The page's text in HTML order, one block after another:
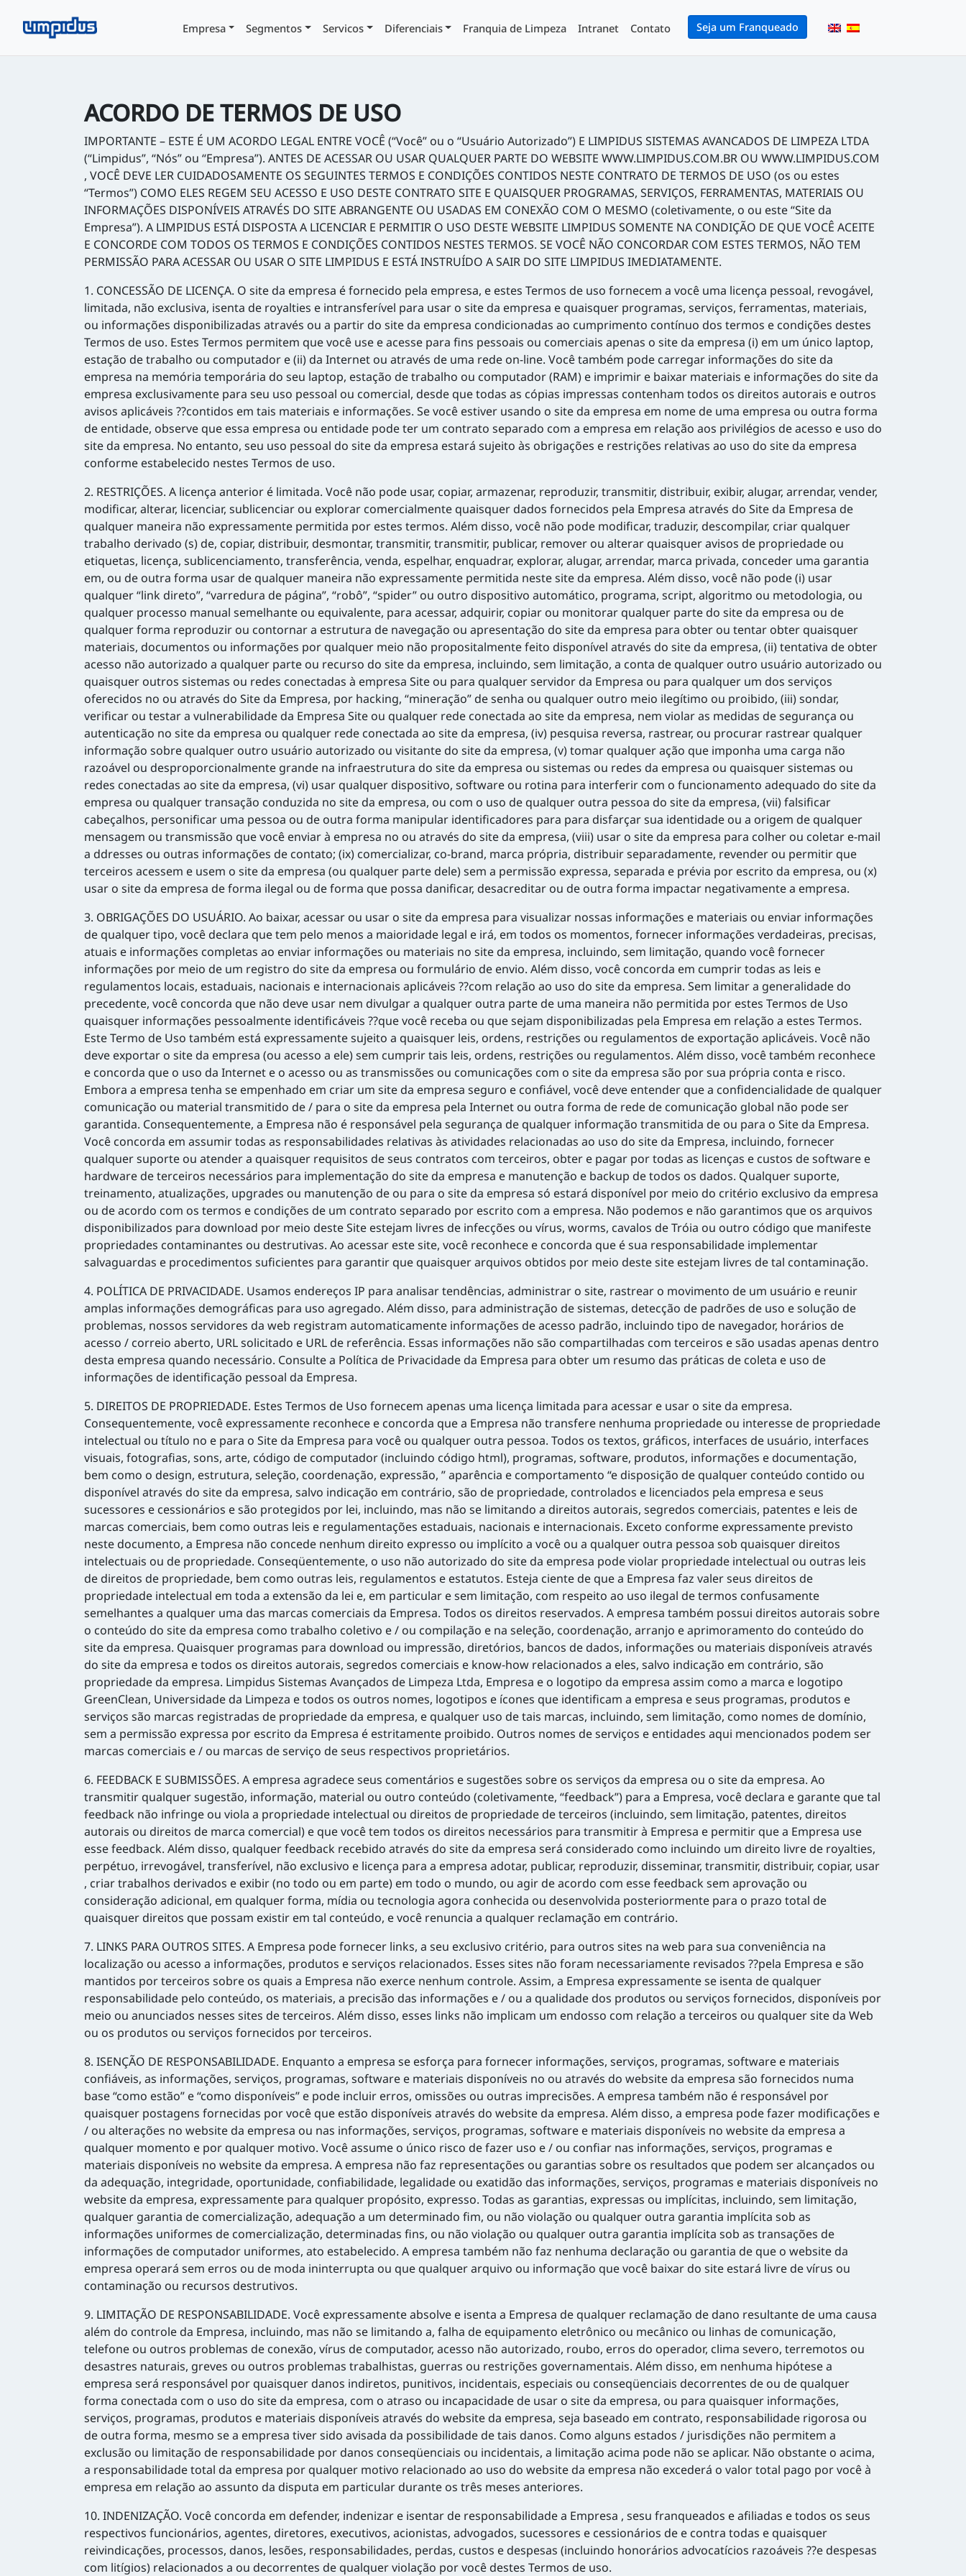
Empresa Segmentos Servicos Diferenciais Franquia de Limpeza Intranet Contato Seja um Franqueado
ACORDO DE TERMOS DE USO
IMPORTANTE – ESTE É UM ACORDO LEGAL ENTRE VOCÊ (“Você” ou o “Usuário Autorizado”) E LIMPIDUS SISTEMAS AVANCADOS DE LIMPEZA LTDA
(“Limpidus”, “Nós” ou “Empresa”). ANTES DE ACESSAR OU USAR QUALQUER PARTE DO WEBSITE WWW.LIMPIDUS.COM.BR OU WWW.LIMPIDUS.COM
, VOCÊ DEVE LER CUIDADOSAMENTE OS SEGUINTES TERMOS E CONDIÇÕES CONTIDOS NESTE CONTRATO DE TERMOS DE USO (os ou estes
“Termos”) COMO ELES REGEM SEU ACESSO E USO DESTE CONTRATO SITE E QUAISQUER PROGRAMAS, SERVIÇOS, FERRAMENTAS, MATERIAIS OU
INFORMAÇÕES DISPONÍVEIS ATRAVÉS DO SITE ABRANGENTE OU USADAS EM CONEXÃO COM O MESMO (coletivamente, o ou este “Site da
Empresa”). A LIMPIDUS ESTÁ DISPOSTA A LICENCIAR E PERMITIR O USO DESTE WEBSITE LIMPIDUS SOMENTE NA CONDIÇÃO DE QUE VOCÊ ACEITE
E CONCORDE COM TODOS OS TERMOS E CONDIÇÕES CONTIDOS NESTES TERMOS. SE VOCÊ NÃO CONCORDAR COM ESTES TERMOS, NÃO TEM
PERMISSÃO PARA ACESSAR OU USAR O SITE LIMPIDUS E ESTÁ INSTRUÍDO A SAIR DO SITE LIMPIDUS IMEDIATAMENTE.
1. CONCESSÃO DE LICENÇA. O site da empresa é fornecido pela empresa, e estes Termos de uso fornecem a você uma licença pessoal, revogável,
limitada, não exclusiva, isenta de royalties e intransferível para usar o site da empresa e quaisquer programas, serviços, ferramentas, materiais,
ou informações disponibilizadas através ou a partir do site da empresa condicionadas ao cumprimento contínuo dos termos e condições destes
Termos de uso. Estes Termos permitem que você use e acesse para fins pessoais ou comerciais apenas o site da empresa (i) em um único laptop,
estação de trabalho ou computador e (ii) da Internet ou através de uma rede on-line. Você também pode carregar informações do site da
empresa na memória temporária do seu laptop, estação de trabalho ou computador (RAM) e imprimir e baixar materiais e informações do site da
empresa exclusivamente para seu uso pessoal ou comercial, desde que todas as cópias impressas contenham todos os direitos autorais e outros
avisos aplicáveis ??contidos em tais materiais e informações. Se você estiver usando o site da empresa em nome de uma empresa ou outra forma
de entidade, observe que essa empresa ou entidade pode ter um contrato separado com a empresa em relação aos privilégios de acesso e uso do
site da empresa. No entanto, seu uso pessoal do site da empresa estará sujeito às obrigações e restrições relativas ao uso do site da empresa
conforme estabelecido nestes Termos de uso.
2. RESTRIÇÕES. A licença anterior é limitada. Você não pode usar, copiar, armazenar, reproduzir, transmitir, distribuir, exibir, alugar, arrendar, vender,
modificar, alterar, licenciar, sublicenciar ou explorar comercialmente quaisquer dados fornecidos pela Empresa através do Site da Empresa de
qualquer maneira não expressamente permitida por estes termos. Além disso, você não pode modificar, traduzir, descompilar, criar qualquer
trabalho derivado (s) de, copiar, distribuir, desmontar, transmitir, transmitir, publicar, remover ou alterar quaisquer avisos de propriedade ou
etiquetas, licença, sublicenciamento, transferência, venda, espelhar, enquadrar, explorar, alugar, arrendar, marca privada, conceder uma garantia
em, ou de outra forma usar de qualquer maneira não expressamente permitida neste site da empresa. Além disso, você não pode (i) usar
qualquer “link direto”, “varredura de página”, “robô”, “spider” ou outro dispositivo automático, programa, script, algoritmo ou metodologia, ou
qualquer processo manual semelhante ou equivalente, para acessar, adquirir, copiar ou monitorar qualquer parte do site da empresa ou de
qualquer forma reproduzir ou contornar a estrutura de navegação ou apresentação do site da empresa para obter ou tentar obter quaisquer
materiais, documentos ou informações por qualquer meio não propositalmente feito disponível através do site da empresa, (ii) tentativa de obter
acesso não autorizado a qualquer parte ou recurso do site da empresa, incluindo, sem limitação, a conta de qualquer outro usuário autorizado ou
quaisquer outros sistemas ou redes conectadas à empresa Site ou para qualquer servidor da Empresa ou para qualquer um dos serviços
oferecidos no ou através do Site da Empresa, por hacking, “mineração” de senha ou qualquer outro meio ilegítimo ou proibido, (iii) sondar,
verificar ou testar a vulnerabilidade da Empresa Site ou qualquer rede conectada ao site da empresa, nem violar as medidas de segurança ou
autenticação no site da empresa ou qualquer rede conectada ao site da empresa, (iv) pesquisa reversa, rastrear, ou procurar rastrear qualquer
informação sobre qualquer outro usuário autorizado ou visitante do site da empresa, (v) tomar qualquer ação que imponha uma carga não
razoável ou desproporcionalmente grande na infraestrutura do site da empresa ou sistemas ou redes da empresa ou quaisquer sistemas ou
redes conectadas ao site da empresa, (vi) usar qualquer dispositivo, software ou rotina para interferir com o funcionamento adequado do site da
empresa ou qualquer transação conduzida no site da empresa, ou com o uso de qualquer outra pessoa do site da empresa, (vii) falsificar
cabeçalhos, personificar uma pessoa ou de outra forma manipular identificadores para para disfarçar sua identidade ou a origem de qualquer
mensagem ou transmissão que você enviar à empresa no ou através do site da empresa, (viii) usar o site da empresa para colher ou coletar e-mail
a ddresses ou outras informações de contato; (ix) comercializar, co-brand, marca própria, distribuir separadamente, revender ou permitir que
terceiros acessem e usem o site da empresa (ou qualquer parte dele) sem a permissão expressa, separada e prévia por escrito da empresa, ou (x)
usar o site da empresa de forma ilegal ou de forma que possa danificar, desacreditar ou de outra forma impactar negativamente a empresa.
3. OBRIGAÇÕES DO USUÁRIO. Ao baixar, acessar ou usar o site da empresa para visualizar nossas informações e materiais ou enviar informações
de qualquer tipo, você declara que tem pelo menos a maioridade legal e irá, em todos os momentos, fornecer informações verdadeiras, precisas,
atuais e informações completas ao enviar informações ou materiais no site da empresa, incluindo, sem limitação, quando você fornecer
informações por meio de um registro do site da empresa ou formulário de envio. Além disso, você concorda em cumprir todas as leis e
regulamentos locais, estaduais, nacionais e internacionais aplicáveis ??com relação ao uso do site da empresa. Sem limitar a generalidade do
precedente, você concorda que não deve usar nem divulgar a qualquer outra parte de uma maneira não permitida por estes Termos de Uso
quaisquer informações pessoalmente identificáveis ??que você receba ou que sejam disponibilizadas pela Empresa em relação a estes Termos.
Este Termo de Uso também está expressamente sujeito a quaisquer leis, ordens, restrições ou regulamentos de exportação aplicáveis. Você não
deve exportar o site da empresa (ou acesso a ele) sem cumprir tais leis, ordens, restrições ou regulamentos. Além disso, você também reconhece
e concorda que o uso da Internet e o acesso ou as transmissões ou comunicações com o site da empresa são por sua própria conta e risco.
Embora a empresa tenha se empenhado em criar um site da empresa seguro e confiável, você deve entender que a confidencialidade de qualquer
comunicação ou material transmitido de / para o site da empresa pela Internet ou outra forma de rede de comunicação global não pode ser
garantida. Consequentemente, a Empresa não é responsável pela segurança de qualquer informação transmitida de ou para o Site da Empresa.
Você concorda em assumir todas as responsabilidades relativas às atividades relacionadas ao uso do site da Empresa, incluindo, fornecer
qualquer suporte ou atender a quaisquer requisitos de seus contratos com terceiros, obter e pagar por todas as licenças e custos de software e
hardware de terceiros necessários para implementação do site da empresa e manutenção e backup de todos os dados. Qualquer suporte,
treinamento, atualizações, upgrades ou manutenção de ou para o site da empresa só estará disponível por meio do critério exclusivo da empresa
ou de acordo com os termos e condições de um contrato separado por escrito com a empresa. Não podemos e não garantimos que os arquivos
disponibilizados para download por meio deste Site estejam livres de infecções ou vírus, worms, cavalos de Tróia ou outro código que manifeste
propriedades contaminantes ou destrutivas. Ao acessar este site, você reconhece e concorda que é sua responsabilidade implementar
salvaguardas e procedimentos suficientes para garantir que quaisquer arquivos obtidos por meio deste site estejam livres de tal contaminação.
4. POLÍTICA DE PRIVACIDADE. Usamos endereços IP para analisar tendências, administrar o site, rastrear o movimento de um usuário e reunir
amplas informações demográficas para uso agregado. Além disso, para administração de sistemas, detecção de padrões de uso e solução de
problemas, nossos servidores da web registram automaticamente informações de acesso padrão, incluindo tipo de navegador, horários de
acesso / correio aberto, URL solicitado e URL de referência. Essas informações não são compartilhadas com terceiros e são usadas apenas dentro
desta empresa quando necessário. Consulte a Política de Privacidade da Empresa para obter um resumo das práticas de coleta e uso de
informações de identificação pessoal da Empresa.
5. DIREITOS DE PROPRIEDADE. Estes Termos de Uso fornecem apenas uma licença limitada para acessar e usar o site da empresa.
Consequentemente, você expressamente reconhece e concorda que a Empresa não transfere nenhuma propriedade ou interesse de propriedade
intelectual ou título no e para o Site da Empresa para você ou qualquer outra pessoa. Todos os textos, gráficos, interfaces de usuário, interfaces
visuais, fotografias, sons, arte, código de computador (incluindo código html), programas, software, produtos, informações e documentação,
bem como o design, estrutura, seleção, coordenação, expressão, ” aparência e comportamento “e disposição de qualquer conteúdo contido ou
disponível através do site da empresa, salvo indicação em contrário, são de propriedade, controlados e licenciados pela empresa e seus
sucessores e cessionários e são protegidos por lei, incluindo, mas não se limitando a direitos autorais, segredos comerciais, patentes e leis de
marcas comerciais, bem como outras leis e regulamentações estaduais, nacionais e internacionais. Exceto conforme expressamente previsto
neste documento, a Empresa não concede nenhum direito expresso ou implícito a você ou a qualquer outra pessoa sob quaisquer direitos
intelectuais ou de propriedade. Conseqüentemente, o uso não autorizado do site da empresa pode violar propriedade intelectual ou outras leis
de direitos de propriedade, bem como outras leis, regulamentos e estatutos. Esteja ciente de que a Empresa faz valer seus direitos de
propriedade intelectual em toda a extensão da lei e, em particular e sem limitação, com respeito ao uso ilegal de termos confusamente
semelhantes a qualquer uma das marcas comerciais da Empresa. Todos os direitos reservados. A empresa também possui direitos autorais sobre
o conteúdo do site da empresa como trabalho coletivo e / ou compilação e na seleção, coordenação, arranjo e aprimoramento do conteúdo do
site da empresa. Quaisquer programas para download ou impressão, diretórios, bancos de dados, informações ou materiais disponíveis através
do site da empresa e todos os direitos autorais, segredos comerciais e know-how relacionados a eles, salvo indicação em contrário, são
propriedade da empresa. Limpidus Sistemas Avançados de Limpeza Ltda, Empresa e o logotipo da empresa assim como a marca e logotipo
GreenClean, Universidade da Limpeza e todos os outros nomes, logotipos e ícones que identificam a empresa e seus programas, produtos e
serviços são marcas registradas de propriedade da empresa, e qualquer uso de tais marcas, incluindo, sem limitação, como nomes de domínio,
sem a permissão expressa por escrito da Empresa é estritamente proibido. Outros nomes de serviços e entidades aqui mencionados podem ser
marcas comerciais e / ou marcas de serviço de seus respectivos proprietários.
6. FEEDBACK E SUBMISSÕES. A empresa agradece seus comentários e sugestões sobre os serviços da empresa ou o site da empresa. Ao
transmitir qualquer sugestão, informação, material ou outro conteúdo (coletivamente, “feedback”) para a Empresa, você declara e garante que tal
feedback não infringe ou viola a propriedade intelectual ou direitos de propriedade de terceiros (incluindo, sem limitação, patentes, direitos
autorais ou direitos de marca comercial) e que você tem todos os direitos necessários para transmitir à Empresa e permitir que a Empresa use
esse feedback. Além disso, qualquer feedback recebido através do site da empresa será considerado como incluindo um direito livre de royalties,
perpétuo, irrevogável, transferível, não exclusivo e licença para a empresa adotar, publicar, reproduzir, disseminar, transmitir, distribuir, copiar, usar
, criar trabalhos derivados e exibir (no todo ou em parte) em todo o mundo, ou agir de acordo com esse feedback sem aprovação ou
consideração adicional, em qualquer forma, mídia ou tecnologia agora conhecida ou desenvolvida posteriormente para o prazo total de
quaisquer direitos que possam existir em tal conteúdo, e você renuncia a qualquer reclamação em contrário.
7. LINKS PARA OUTROS SITES. A Empresa pode fornecer links, a seu exclusivo critério, para outros sites na web para sua conveniência na
localização ou acesso a informações, produtos e serviços relacionados. Esses sites não foram necessariamente revisados ??pela Empresa e são
mantidos por terceiros sobre os quais a Empresa não exerce nenhum controle. Assim, a Empresa expressamente se isenta de qualquer
responsabilidade pelo conteúdo, os materiais, a precisão das informações e / ou a qualidade dos produtos ou serviços fornecidos, disponíveis por
meio ou anunciados nesses sites de terceiros. Além disso, esses links não implicam um endosso com relação a terceiros ou qualquer site da Web
ou os produtos ou serviços fornecidos por terceiros.
8. ISENÇÃO DE RESPONSABILIDADE. Enquanto a empresa se esforça para fornecer informações, serviços, programas, software e materiais
confiáveis, as informações, serviços, programas, software e materiais disponíveis no ou através do website da empresa são fornecidos numa
base “como estão” e “como disponíveis” e pode incluir erros, omissões ou outras imprecisões. A empresa também não é responsável por
quaisquer postagens fornecidas por você que estão disponíveis através do website da empresa. Além disso, a empresa pode fazer modificações e
/ ou alterações no website da empresa ou nas informações, serviços, programas, software e materiais disponíveis no website da empresa a
qualquer momento e por qualquer motivo. Você assume o único risco de fazer uso e / ou confiar nas informações, serviços, programas e
materiais disponíveis no website da empresa. A empresa não faz representações ou garantias sobre os resultados que podem ser alcançados ou
da adequação, integridade, oportunidade, confiabilidade, legalidade ou exatidão das informações, serviços, programas e materiais disponíveis no
website da empresa, expressamente para qualquer propósito, expresso. Todas as garantias, expressas ou implícitas, incluindo, sem limitação,
qualquer garantia de comercialização, adequação a um determinado fim, ou não violação ou qualquer outra garantia implícita sob as
informações uniformes de comercialização, determinadas fins, ou não violação ou qualquer outra garantia implícita sob as transações de
informações de computador uniformes, ato estabelecido. A empresa também não faz nenhuma declaração ou garantia de que o website da
empresa operará sem erros ou de moda ininterrupta ou que qualquer arquivo ou informação que você baixar do site estará livre de vírus ou
contaminação ou recursos destrutivos.
9. LIMITAÇÃO DE RESPONSABILIDADE. Você expressamente absolve e isenta a Empresa de qualquer reclamação de dano resultante de uma causa
além do controle da Empresa, incluindo, mas não se limitando a, falha de equipamento eletrônico ou mecânico ou linhas de comunicação,
telefone ou outros problemas de conexão, vírus de computador, acesso não autorizado, roubo, erros do operador, clima severo, terremotos ou
desastres naturais, greves ou outros problemas trabalhistas, guerras ou restrições governamentais. Além disso, em nenhuma hipótese a
empresa será responsável por quaisquer danos indiretos, punitivos, incidentais, especiais ou conseqüenciais decorrentes de ou de qualquer
forma conectada com o uso do site da empresa, com o atraso ou incapacidade de usar o site da empresa, ou para quaisquer informações,
serviços, programas, produtos e materiais disponíveis através do website da empresa, seja baseado em contrato, responsabilidade rigorosa ou
de outra forma, mesmo se a empresa tiver sido avisada da possibilidade de tais danos. Como alguns estados / jurisdições não permitem a
exclusão ou limitação de responsabilidade por danos conseqüenciais ou incidentais, a limitação acima pode não se aplicar. Não obstante o acima,
a responsabilidade total da empresa por qualquer motivo relacionado ao uso do website da empresa não excederá o valor total pago por você à
empresa em relação ao assunto da disputa em particular durante os três meses anteriores.
10. INDENIZAÇÃO. Você concorda em defender, indenizar e isentar de responsabilidade a Empresa , sesu franqueados e afiliadas e todos os seus
respectivos funcionários, agentes, diretores, executivos, acionistas, advogados, sucessores e cessionários de e contra todas e quaisquer
reivindicações, processos, danos, lesões, responsabilidades, perdas, custos e despesas (incluindo honorários advocatícios razoáveis ??e despesas
com litígios) relacionados a ou decorrentes de qualquer violação por você destes Termos de uso.